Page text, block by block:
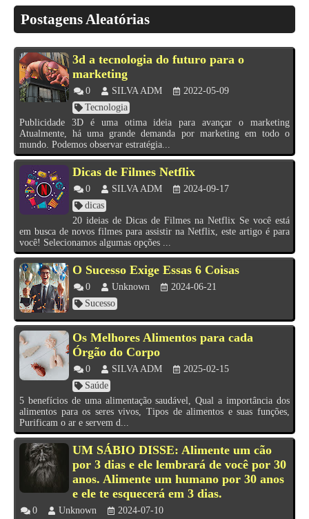
Postagens Aleatórias
3d a tecnologia do futuro para o
marketing
0 SILVA ADM
2022-05-09
Tecnologia
Publicidade 3D é uma otima ideia para avançar o marketing
Atualmente, há uma grande demanda por marketing em todo o
mundo. Podemos observar estratégia...
Dicas de Filmes Netflix
0 SILVA ADM
2024-09-17
dicas
20 ideias de Dicas de Filmes na Netflix Se você está
em busca de novos filmes para assistir na Netflix, este artigo é para
você! Selecionamos algumas opções ...
O Sucesso Exige Essas 6 Coisas
0 Unknown
2024-06-21
Sucesso
Os Melhores Alimentos para cada
Órgão do Corpo
0 SILVA ADM
2025-02-15
Saúde
5 benefícios de uma alimentação saudável, Qual a importância dos
alimentos para os seres vivos, Tipos de alimentos e suas funções,
Purificam o ar e servem d...
UM SÁBIO DISSE: Alimente um cão
por 3 dias e ele lembrará de você por 30
anos. Alimente um humano por 30 anos
e ele te esquecerá em 3 dias.
0 Unknown
2024-07-10